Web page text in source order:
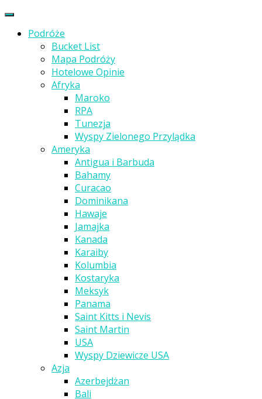
Podróże
Bucket List
Mapa Podróży
Hotelowe Opinie
Afryka
Maroko
RPA
Tunezja
Wyspy Zielonego Przylądka
Ameryka
Antigua i Barbuda
Bahamy
Curacao
Dominikana
Hawaje
Jamajka
Kanada
Karaiby
Kolumbia
Kostaryka
Meksyk
Panama
Saint Kitts i Nevis
Saint Martin
USA
Wyspy Dziewicze USA
Azja
Azerbejdżan
Bali